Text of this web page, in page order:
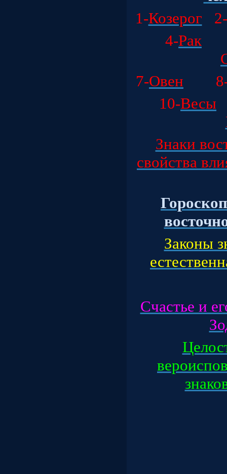
1-Козерог 2-
4-Рак
7-Овен
10-Весы
Знаки
свойства
Законы
Счастье и